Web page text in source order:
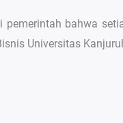
pemerintah bahwa
Universitas